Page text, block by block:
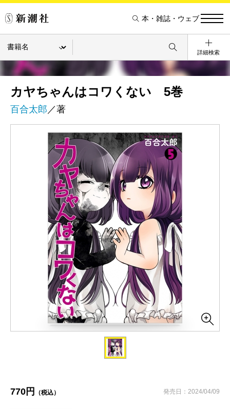
本・雑誌・ウェブ
詳細検索
カヤちゃんはコワくない 5巻
百合太郎 ／著
770円 （税込） 発売日：2024/04/09